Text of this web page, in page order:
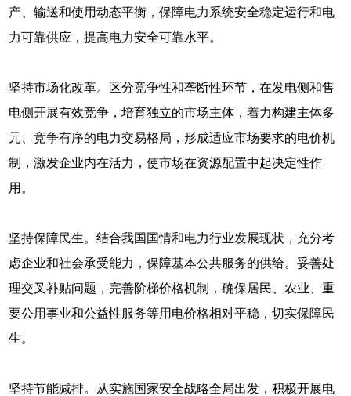
产、输送和使用动态平衡，保障电力系统安全稳定运行和电
力可靠供应，提高电力安全可靠水平。
坚持市场化改革。区分竞争性和垄断性环节，在发电侧和售
电侧开展有效竞争，培育独立的市场主体，着力构建主体多
元、竞争有序的电力交易格局，形成适应市场要求的电价机
制，激发企业内在活力，使市场在资源配置中起决定性作
用。
坚持保障民生。结合我国国情和电力行业发展现状，充分考
虑企业和社会承受能力，保障基本公共服务的供给。妥善处
理交叉补贴问题，完善阶梯价格机制，确保居民、农业、重
要公用事业和公益性服务等用电价格相对平稳，切实保障民
生。
坚持节能减排。从实施国家安全战略全局出发，积极开展电